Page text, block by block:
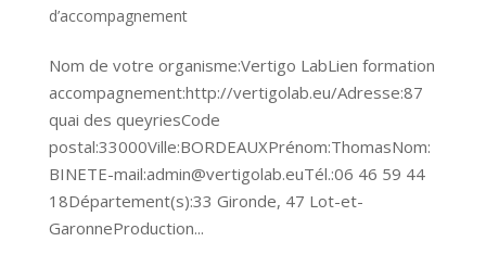
d’accompagnement
Nom de votre organisme:Vertigo LabLien formation
accompagnement:http://vertigolab.eu/Adresse:87
quai des queyriesCode
postal:33000Ville:BORDEAUXPrénom:ThomasNom:
BINETE-mail:admin@vertigolab.euTél.:06 46 59 44
18Département(s):33 Gironde, 47 Lot-et-
GaronneProduction...